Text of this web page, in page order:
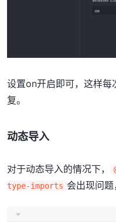
设置on开启即可，这样
复。
动态导入
对于动态导入的情况下，
type-imports 会出现问题